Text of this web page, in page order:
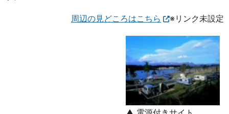
周辺の見どころはこちら ※リンク未設定